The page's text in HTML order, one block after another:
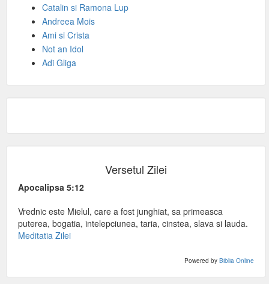
Catalin si Ramona Lup
Andreea Mois
Ami si Crista
Not an Idol
Adi Gliga
Versetul Zilei
Apocalipsa 5:12
Vrednic este Mielul, care a fost junghiat, sa primeasca
puterea, bogatia, intelepciunea, taria, cinstea, slava si lauda.
Meditatia Zilei
Powered by Biblia Online